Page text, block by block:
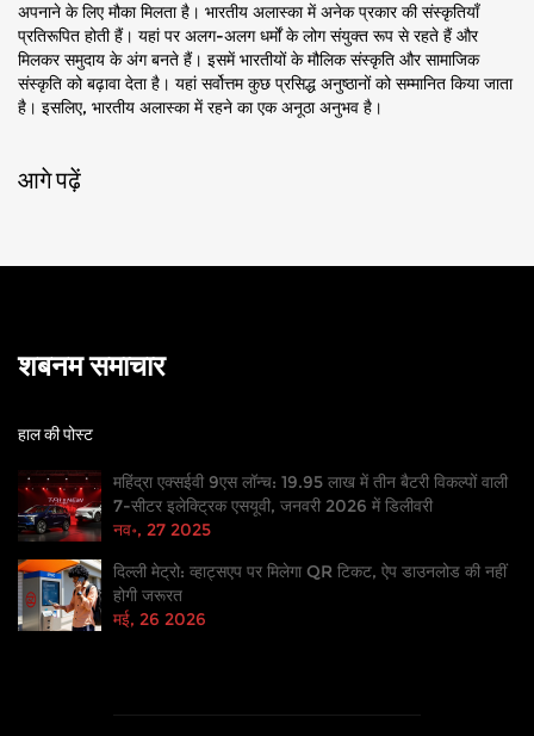
अपनाने के लिए मौका मिलता है। भारतीय अलास्का में अनेक प्रकार की संस्कृतियाँ
प्रतिरूपित होती हैं। यहां पर अलग-अलग धर्मों के लोग संयुक्त रूप से रहते हैं और
मिलकर समुदाय के अंग बनते हैं। इसमें भारतीयों के मौलिक संस्कृति और सामाजिक
संस्कृति को बढ़ावा देता है। यहां सर्वोत्तम कुछ प्रसिद्ध अनुष्ठानों को सम्मानित किया जाता
है। इसलिए, भारतीय अलास्का में रहने का एक अनूठा अनुभव है।
आगे पढ़ें
शबनम समाचार
हाल की पोस्ट
महिंद्रा एक्सईवी 9एस लॉन्च: 19.95 लाख में तीन बैटरी विकल्पों वाली
7-सीटर इलेक्ट्रिक एसयूवी, जनवरी 2026 में डिलीवरी
नव॰, 27 2025
दिल्ली मेट्रो: व्हाट्सएप पर मिलेगा QR टिकट, ऐप डाउनलोड की नहीं
होगी जरूरत
मई, 26 2026